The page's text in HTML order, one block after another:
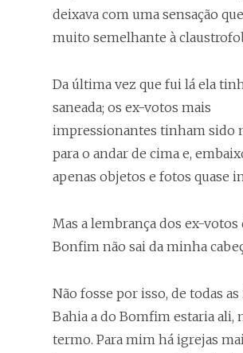
deixava com uma sensação
muito semelhante à
Da última vez que fui lá ela
saneada; os ex-votos mais
impressionantes tinham sido
para o andar de cima e,
apenas objetos e fotos quase
Mas a lembrança dos ex-votos
Bonfim não sai da minha
Não fosse por isso, de todas
Bahia a do Bomfim estaria ali,
termo. Para mim há igrejas